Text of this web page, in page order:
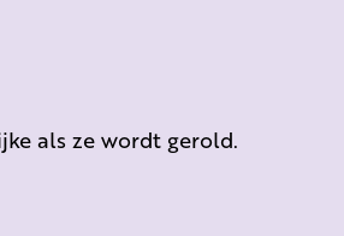
als ze wordt gerold.